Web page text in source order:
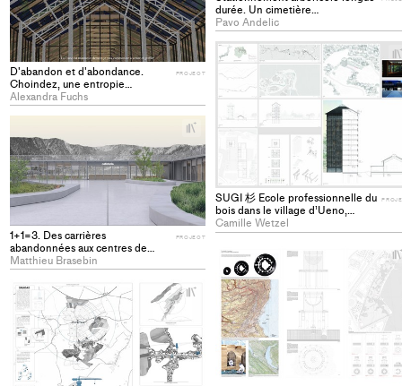
durée. Un cimetière
contemporain et collectif à
Yverdon - PROJECT
Pavo Andelic
D'abandon et d'abondance.
Choindez, une entropie
naturelle (JU) - PROJECT
Alexandra Fuchs
PROJECT
to
collections
SUGI 杉 Ecole professionnelle du
bois dans le village d’Ueno,
Japon - PROJECT
Camille Wetzel
+
1+1=3. Des carrières
abandonnées aux centres de
données: un nouvel écosystème -
PROJECT
Matthieu Brasebin
PROJECT
+
project
to
collections
+
+
project
to
collections